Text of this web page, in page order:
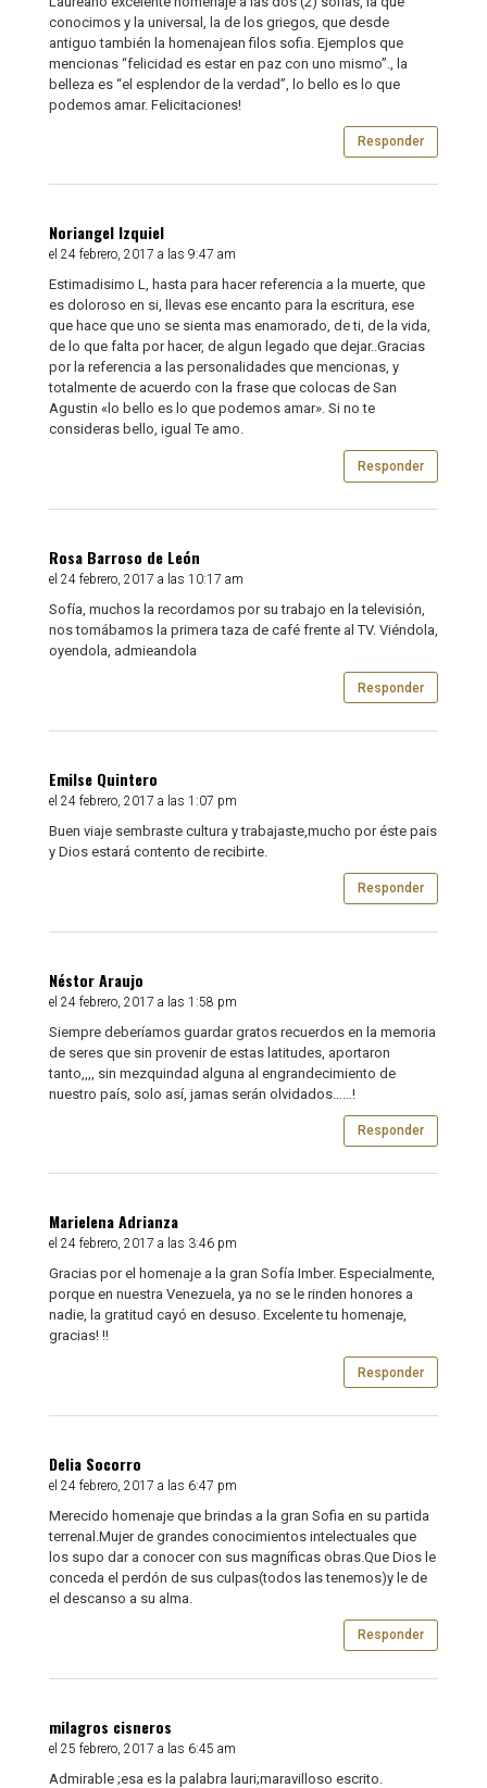
conocimos y la universal, la de los griegos, que desde
antiguo también la homenajean filos sofia. Ejemplos que
mencionas “felicidad es estar en paz con uno mismo”., la
belleza es “el esplendor de la verdad”, lo bello es lo que
podemos amar. Felicitaciones!
Responder
Noriangel Izquiel
el 24 febrero, 2017 a las 9:47 am
Estimadisimo L, hasta para hacer referencia a la muerte, que
es doloroso en si, llevas ese encanto para la escritura, ese
que hace que uno se sienta mas enamorado, de ti, de la vida,
de lo que falta por hacer, de algun legado que dejar..Gracias
por la referencia a las personalidades que mencionas, y
totalmente de acuerdo con la frase que colocas de San
Agustin «lo bello es lo que podemos amar». Si no te
consideras bello, igual Te amo.
Responder
Rosa Barroso de León
el 24 febrero, 2017 a las 10:17 am
Sofía, muchos la recordamos por su trabajo en la televisión,
nos tomábamos la primera taza de café frente al TV. Viéndola,
oyendola, admieandola
Responder
Emilse Quintero
el 24 febrero, 2017 a las 1:07 pm
Buen viaje sembraste cultura y trabajaste,mucho por éste pais
y Dios estará contento de recibirte.
Responder
Néstor Araujo
el 24 febrero, 2017 a las 1:58 pm
Siempre deberíamos guardar gratos recuerdos en la memoria
de seres que sin provenir de estas latitudes, aportaron
tanto,,,, sin mezquindad alguna al engrandecimiento de
nuestro país, solo así, jamas serán olvidados……!
Responder
Marielena Adrianza
el 24 febrero, 2017 a las 3:46 pm
Gracias por el homenaje a la gran Sofía Imber. Especialmente,
porque en nuestra Venezuela, ya no se le rinden honores a
nadie, la gratitud cayó en desuso. Excelente tu homenaje,
gracias! !!
Responder
Delia Socorro
el 24 febrero, 2017 a las 6:47 pm
Merecido homenaje que brindas a la gran Sofia en su partida
terrenal.Mujer de grandes conocimientos intelectuales que
los supo dar a conocer con sus magníficas obras.Que Dios le
conceda el perdón de sus culpas(todos las tenemos)y le de
el descanso a su alma.
Responder
milagros cisneros
el 25 febrero, 2017 a las 6:45 am
Admirable ;esa es la palabra lauri;maravilloso escrito.